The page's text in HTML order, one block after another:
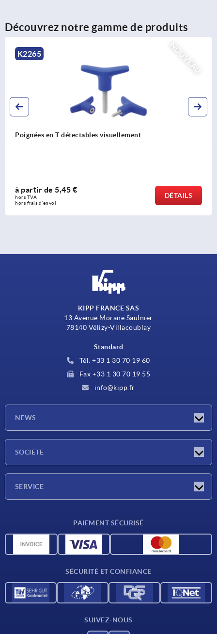
Découvrez notre gamme de produits
NOUVEAU
DÉTAILS
Poignées en T antistatiques
KIPP FRANCE SAS
13 Avenue Morane Saulnier
78140 Vélizy-Villacoublay
Standard
Tél. +33 1 30 70 19 60
Fax +33 1 30 70 19 55
info@kipp.fr
NEWS
SOCIÉTÉ
SERVICE
Données CAO
PAIEMENT SÉCURISÉ
SÉCURITÉ ET CONFIANCE
SUIVEZ-NOUS